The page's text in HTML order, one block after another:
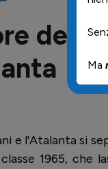
dei
e l'Atalanta si
1965, che
Ma